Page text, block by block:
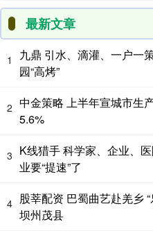
最新文章
1
九鼎 引水、滴灌、一户一
园“高烤”
2 中金策略 上半年宣城市生
5.6%
3 K线猎手 科学家、企业、
业要“提速”了
4 股莘配资 巴蜀曲艺赴羌乡
坝州茂县